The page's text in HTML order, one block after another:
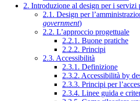
2. Introduzione al design per i
2.1. Design per
government)
2.2. L’approccio progettuale
2.2.1. Buone pratiche
2.2.2. Principi
2.3. Accessibilità
2.3.1. Definizione
2.3.2. Accessibilità by
2.3.3. Principi per
2.3.4. Linee guida e